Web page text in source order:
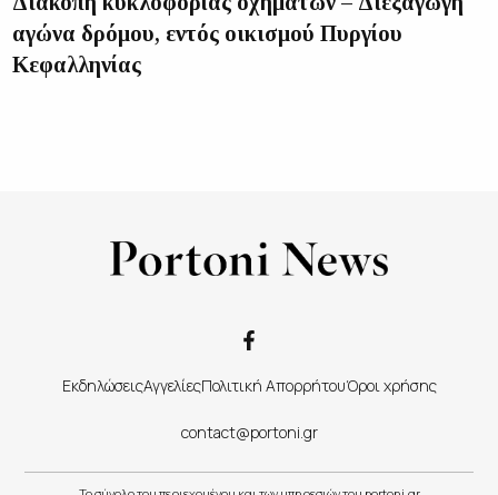
αγώνα δρόμου, εντός οικισμού Πυργίου
Κεφαλληνίας
ΕκδηλώσειςΑγγελίεςΠολιτική ΑπορρήτουΌροι χρήσης
contact@portoni.gr